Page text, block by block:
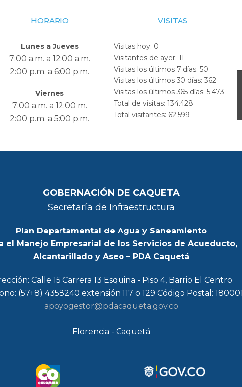
HORARIO
Lunes a Jueves
7:00 a.m. a 12:00 a.m.
2:00 p.m. a 6:00 p.m.
Viernes
7:00 a.m. a 12:00 m.
2:00 p.m. a 5:00 p.m.
VISITAS
Visitas hoy: 0
Visitantes de ayer: 11
Visitas los últimos 7 días: 50
Visitas los últimos 30 días: 362
Visitas los últimos 365 días: 5.473
Total de visitas: 134.428
Total visitantes: 62.599
GOBERNACIÓN DE CAQUETA
Secretaría de Infraestructura
Plan Departamental de Agua y Saneamiento
el Manejo Empresarial de los Servicios de Acueducto,
Alcantarillado y Aseo – PDA Caquetá
Calle 15 Carrera 13 Esquina - Piso 4, Barrio El Centro
(57+8) 4358240 extensión 117 o 129 Código Postal: 180001
apoyogestor@pdacaqueta.gov.co
Florencia - Caquetá